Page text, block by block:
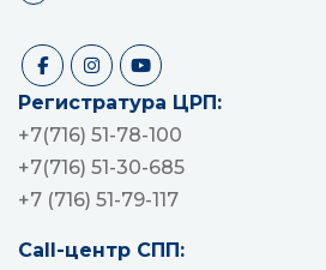
Регистратура ЦРП:
+7(716) 51-78-100
+7(716) 51-30-685
+7 (716) 51-79-117
Call-центр СПП: